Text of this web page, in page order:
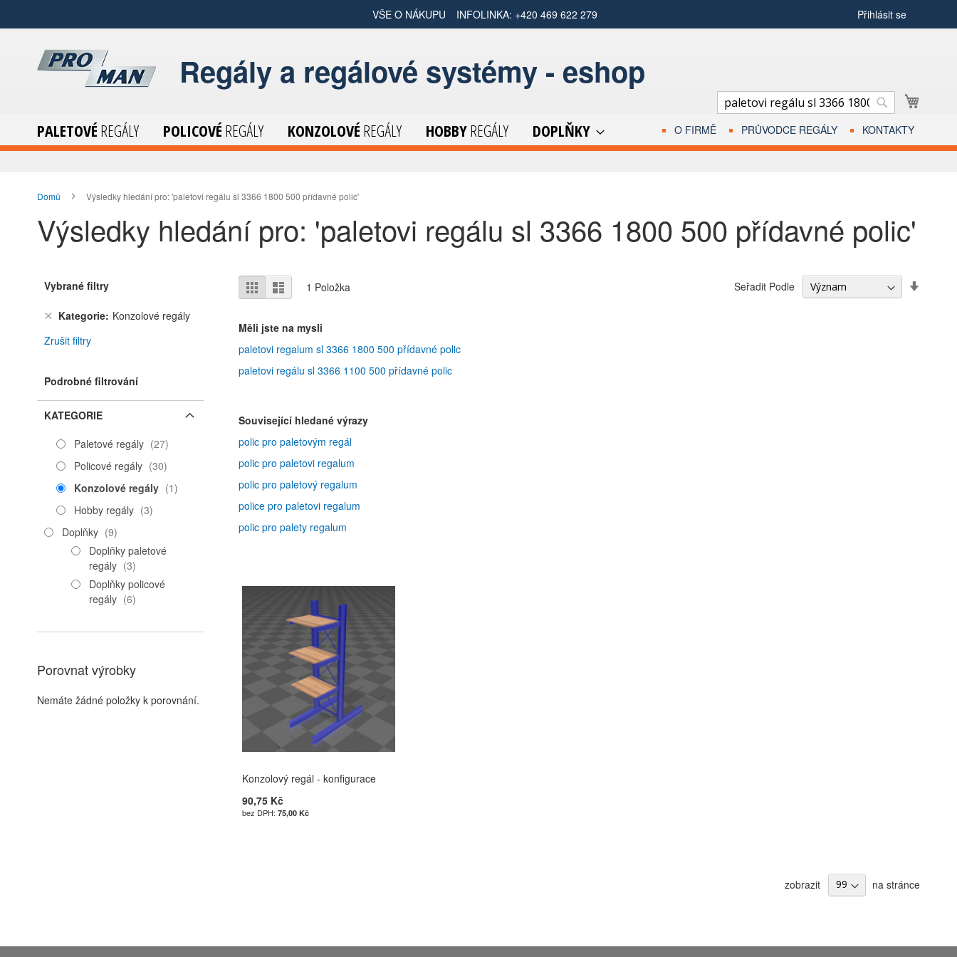
na
VŠE O NÁKUPU INFOLINKA: +420 469 622 279 Přihlásit se
Regály a regálové systémy - eshop
Hledat
PALETOVÉREGÁLY POLICOVÉREGÁLY KONZOLOVÉREGÁLY HOBBYREGÁLY DOPLŇKY O FIRMĚ PRŮVODCE REGÁLY KONTAKTY
Domů Výsledky hledání pro: 'paletovi regálu sl 3366 1800 500 přídavné polic'
Výsledky hledání pro: 'paletovi regálu sl 3366 1800 500 přídavné polic'
Zobrazit
jako
MřížkaSeznam
1 Položka Seřadit Podle
Měli jste na mysli
paletovi regalum sl 3366 1800 500 přídavné polic
paletovi regálu sl 3366 1100 500 přídavné polic
Související hledané výrazy
polic pro paletovým regál
polic pro paletovi regalum
polic pro paletový regalum
police pro paletovi regalum
polic pro palety regalum
Konzolový regál - konfigurace
90,75 Kč
75,00 Kč
zobrazit na stránce
Vybrané filtry
Kategorie Konzolové regály
Zrušit filtry
Podrobné filtrování
KATEGORIE
Paletové regály
27
položky
Policové regály
30
položky
Konzolové regály
1
položka
Hobby regály
3
položky
Doplňky
9
položky
Doplňky paletové
regály
3
položky
Doplňky policové
regály
6
položky
Porovnat výrobky
Nemáte žádné položky k porovnání.